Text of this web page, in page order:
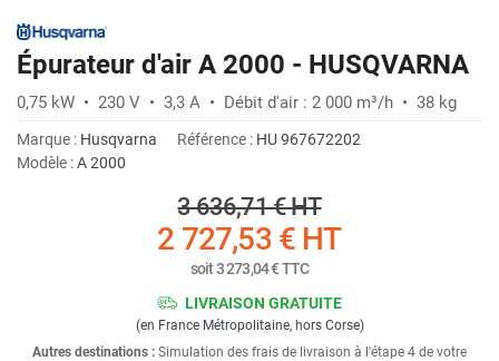
Épurateur d'air A 2000 - HUSQVARNA
0,75 kW • 230 V • 3,3 A • Débit d'air : 2 000 m³/h • 38 kg
Marque : Husqvarna Référence : HU 967672202
Modèle :A 2000
3 636,71 €HT
2 727,53 € HT
soit3 273,04 €TTC
LIVRAISON GRATUITE
(en France Métropolitaine, hors Corse)
Autres destinations : Simulation des frais de livraison à l'étape 4 de votre